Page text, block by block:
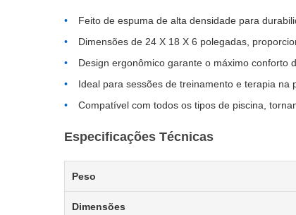
Feito de espuma de alta densidade para
Dimensões de 24 X 18 X 6 polegadas,
Design ergonômico garante o máximo conforto
Ideal para sessões de treinamento e terapia
Compatível com todos os tipos de piscina,
Especificações Técnicas
Peso
Dimensões